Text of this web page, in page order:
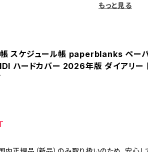
もっと見る
スケジュール帳 paperblanks ペー
ハードカバー 2026年版 ダイアリー